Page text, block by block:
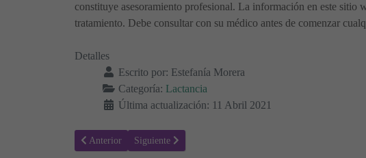
constituye asesoramiento profesional. La información en este sitio
tratamiento. Debe consultar con su médico antes de comenzar
Detalles
Escrito por: Estefanía Morera
Categoría: Lactancia
Última actualización: 11 Abril 2021
Artículo anterior: Lactancia: Problemas habituales y posibles soluciones
Anterior Artículo siguiente: Cómo calentar de forma segura la leche
Siguiente